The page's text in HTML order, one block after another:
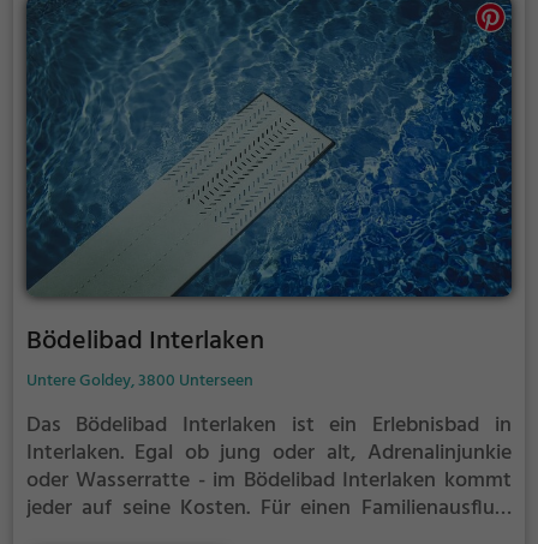
Bödelibad Interlaken
Untere Goldey, 3800 Unterseen
Das Bödelibad Interlaken ist ein Erlebnisbad in
Interlaken. Egal ob jung oder alt, Adrenalinjunkie
oder Wasserratte - im Bödelibad Interlaken kommt
jeder auf seine Kosten. Für einen Familienausflug,